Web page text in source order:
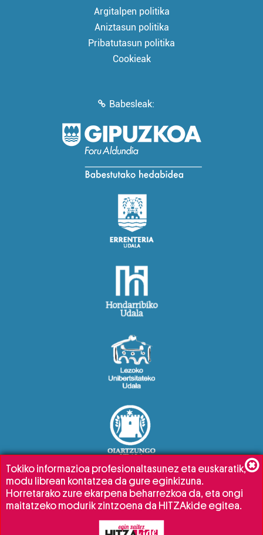
Argitalpen politika
Aniztasun politika
Pribatutasun politika
Cookieak
Babesleak:
Tokiko informazioa profesionaltasunez eta euskaratik,
modu librean kontatzea da gure eginkizuna.
Horretarako zure ekarpena beharrezkoa da, eta ongi
maitatzeko modurik zintzoena da HITZAkide egitea.